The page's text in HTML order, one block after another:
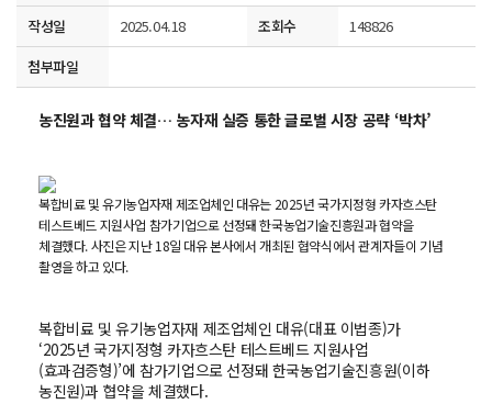
작성일
2025.04.18 조회수
148826
첨부파일
농진원과 협약 체결… 농자재 실증 통한 글로벌 시장 공략 ‘박차’
복합비료 및 유기농업자재 제조업체인 대유는 2025년 국가지정형 카자흐스탄
테스트베드 지원사업 참가기업으로 선정돼 한국농업기술진흥원과 협약을
체결했다. 사진은 지난 18일 대유 본사에서 개최된 협약식에서 관계자들이 기념
촬영을 하고 있다.
복합비료 및 유기농업자재 제조업체인 대유(대표 이법종)가
‘2025년 국가지정형 카자흐스탄 테스트베드 지원사업
(효과검증형)’에 참가기업으로 선정돼 한국농업기술진흥원(이하
농진원)과 협약을 체결했다.